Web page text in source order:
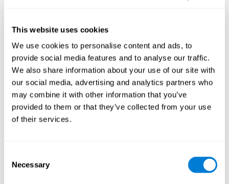
This website uses cookies
We use cookies to personalise content and ads, to
provide social media features and to analyse our traffic.
We also share information about your use of our site with
our social media, advertising and analytics partners who
may combine it with other information that you’ve
provided to them or that they’ve collected from your use
of their services.
Selection
Necessary
Pianificazione:Per superare il livello in questo gioco mentale
dobbiamo anticipare e decidere l'ordine corretto per eseguire
i movimenti e ottenere l'ordine delle lettere che compongono
la nostra parola target nel minor numero possibile di
movimenti. Praticando questo esercizio, attiviamo e
rafforziamo la nostra capacità di pianificazione. Migliorare
questa importante capacità cognitiva è fondamentale per la
nostra quotidianità, perché ci permette di "pensare al futuro"
e di anticipare mentalmente il modo corretto di eseguire un
compito o raggiungere una meta specifica. Ad esempio,
intraprendere per raggiungere il nostro obiettivo.